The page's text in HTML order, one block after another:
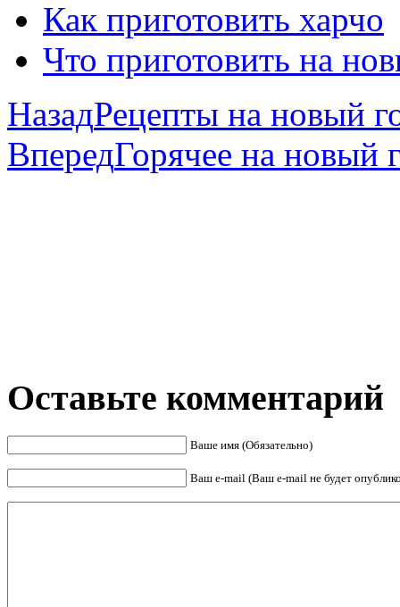
Как приготовить харчо
Что приготовить на
НазадРецепты на новый
ВпередГорячее на новый
Оставьте комментарий
Ваше имя (Обязательно)
Ваш e-mail (Ваш e-mail не будет